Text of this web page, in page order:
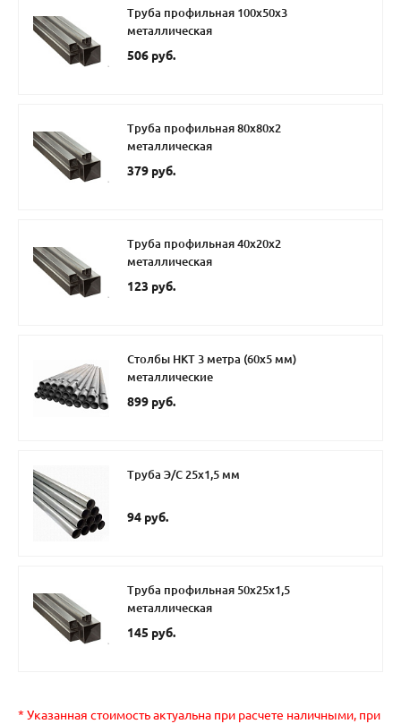
Труба профильная 100х50х3
металлическая
506 руб.
Труба профильная 80х80х2
металлическая
379 руб.
Труба профильная 40х20х2
металлическая
123 руб.
Столбы НКТ 3 метра (60х5 мм)
металлические
899 руб.
Труба Э/С 25х1,5 мм
94 руб.
Труба профильная 50х25х1,5
металлическая
145 руб.
* Указанная стоимость актуальна при расчете наличными, при